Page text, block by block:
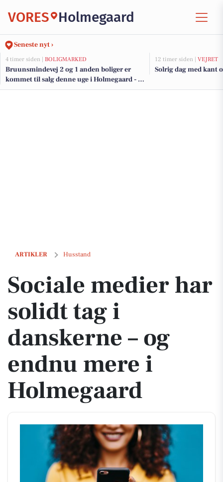
VORES Holmegaard
Seneste nyt ›
4 timer siden | BOLIGMARKED
Bruunsmindevej 2 og 1 anden boliger er
kommet til salg denne uge i Holmegaard - se
boligerne her.
12 timer siden | VEJRET
Solrig dag med kant
ARTIKLER Husstand
Sociale medier har solidt tag i danskerne – og endnu mere i
Sociale medier har
solidt tag i
danskerne – og
endnu mere i
Holmegaard